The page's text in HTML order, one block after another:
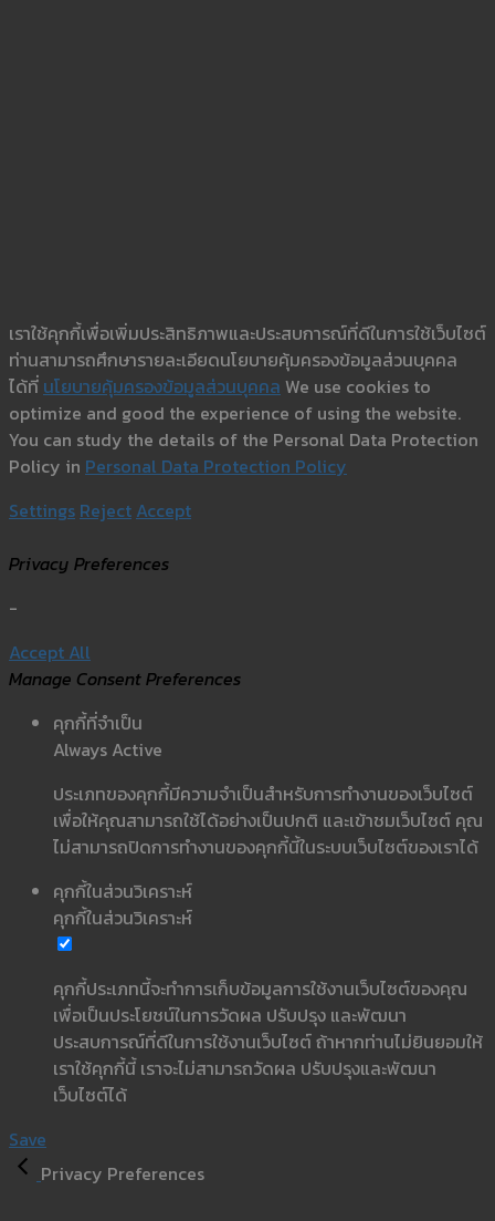
เราใช้คุกกี้เพื่อเพิ่มประสิทธิภาพและประสบการณ์ที่ดีในการใช้เว็บไซต์
ท่านสามารถศึกษารายละเอียดนโยบายคุ้มครองข้อมูลส่วนบุคคล
ได้ที่ นโยบายคุ้มครองข้อมูลส่วนบุคคล We use cookies to
optimize and good the experience of using the website.
You can study the details of the Personal Data Protection
Policy in Personal Data Protection Policy
Settings Reject Accept
Privacy Preferences
-
Accept All
Manage Consent Preferences
คุกกี้ที่จำเป็น
Always Active
ประเภทของคุกกี้มีความจำเป็นสำหรับการทำงานของเว็บไซต์
เพื่อให้คุณสามารถใช้ได้อย่างเป็นปกติ และเข้าชมเว็บไซต์ คุณ
ไม่สามารถปิดการทำงานของคุกกี้นี้ในระบบเว็บไซต์ของเราได้
คุกกี้ในส่วนวิเคราะห์
คุกกี้ในส่วนวิเคราะห์
คุกกี้ประเภทนี้จะทำการเก็บข้อมูลการใช้งานเว็บไซต์ของคุณ
เพื่อเป็นประโยชน์ในการวัดผล ปรับปรุง และพัฒนา
ประสบการณ์ที่ดีในการใช้งานเว็บไซต์ ถ้าหากท่านไม่ยินยอมให้
เราใช้คุกกี้นี้ เราจะไม่สามารถวัดผล ปรับปรุงและพัฒนา
เว็บไซต์ได้
Save
Privacy Preferences